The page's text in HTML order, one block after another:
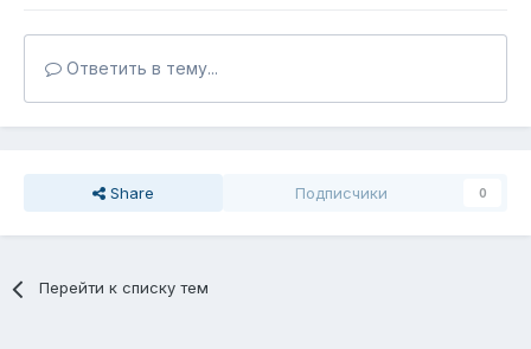
Ответить в тему...
Share Подписчики 0
Перейти к списку тем